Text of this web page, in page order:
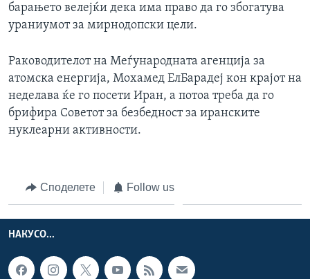
барањето велејќи дека има право да го збогатува
ураниумот за мирнодопски цели.
Раководителот на Меѓународната агенција за
атомска енергија, Мохамед ЕлБарадеј кон крајот на
неделава ќе го посети Иран, а потоа треба да го
брифира Советот за безбедност за иранските
нуклеарни активности.
Споделете Follow us
НАКУСО...